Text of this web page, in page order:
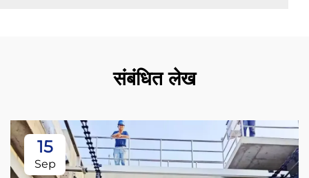
संबंधित लेख
15
Sep